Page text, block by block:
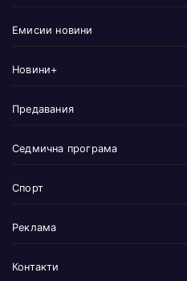
Емисии новини
Новини+
Предавания
Седмична програма
Спорт
Реклама
Контакти